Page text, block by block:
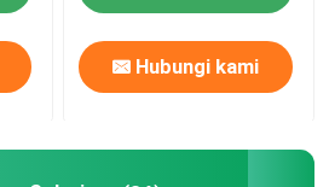
PUTZMEISTER
Hubungi kami